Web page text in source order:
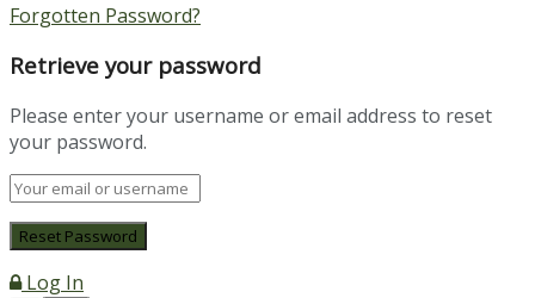
Forgotten Password?
Retrieve your password
Please enter your username or email address to reset
your password.
Log In